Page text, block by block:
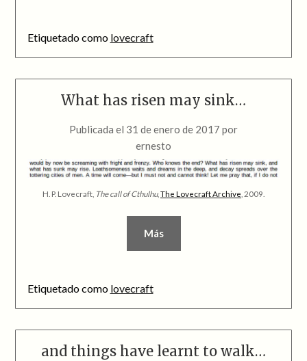
Etiquetado como lovecraft
What has risen may sink…
Publicada el 31 de enero de 2017 por
ernesto
H. P. Lovecraft, The call of Cthulhu, The Lovecraft Archive , 2009.
Más
Etiquetado como lovecraft
and things have learnt to walk…